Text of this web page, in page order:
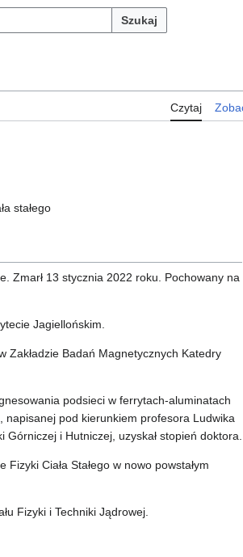
Szukaj
Czytaj
stałego
Zmarł 13 stycznia 2022 roku. Pochowany na
Jagiellońskim.
Zakładzie Badań Magnetycznych Katedry
podsieci w ferrytach-aluminatach
napisanej pod kierunkiem profesora Ludwika
Górniczej i Hutniczej, uzyskał stopień doktora.
Ciała Stałego w nowo powstałym
Fizyki i Techniki Jądrowej.